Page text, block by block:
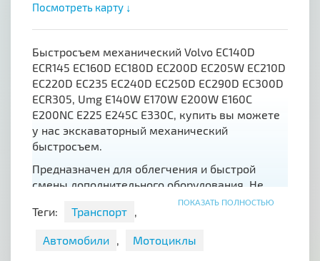
Посмотреть карту ↓
Быстросъем механический Volvo EC140D
ECR145 EC160D EC180D EC200D EC205W EC210D
EC220D EC235 EC240D EC250D EC290D EC300D
ECR305, Umg E140W E170W E200W E160C
E200NC E225 E245C E330C, купить вы можете
у нас экскаваторный механический
быстросъем.
Предназначен для облегчения и быстрой
смены дополнительного оборудования. Не
требуется вмешательство в гидравлику
экскаватора. Простота эксплуатации. Не
ПОКАЗАТЬ ПОЛНОСТЬЮ
Теги: Транспорт ,
Автомобили , Мотоциклы